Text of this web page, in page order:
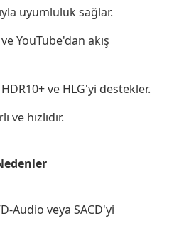
uyumluluk sağlar.
YouTube'dan akış
ve HLG'yi destekler.
ve hızlıdır.
Audio veya SACD'yi